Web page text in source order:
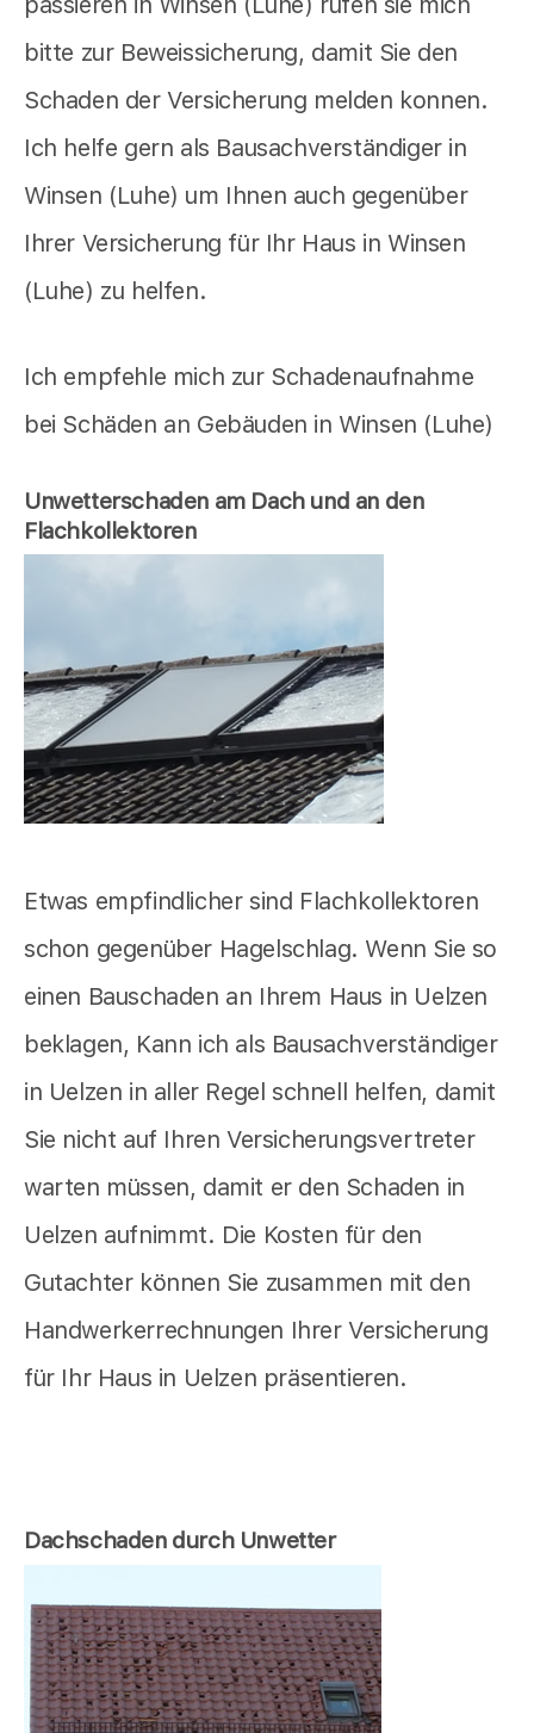
bitte zur Beweissicherung, damit Sie den
Schaden der Versicherung melden konnen.
Ich helfe gern als Bausachverständiger in
Winsen (Luhe) um Ihnen auch gegenüber
Ihrer Versicherung für Ihr Haus in Winsen
(Luhe) zu helfen.
Ich empfehle mich zur Schadenaufnahme
bei Schäden an Gebäuden in Winsen (Luhe)
Unwetterschaden am Dach und an den
Flachkollektoren
Etwas empfindlicher sind Flachkollektoren
schon gegenüber Hagelschlag. Wenn Sie so
einen Bauschaden an Ihrem Haus in Uelzen
beklagen, Kann ich als Bausachverständiger
in Uelzen in aller Regel schnell helfen, damit
Sie nicht auf Ihren Versicherungsvertreter
warten müssen, damit er den Schaden in
Uelzen aufnimmt. Die Kosten für den
Gutachter können Sie zusammen mit den
Handwerkerrechnungen Ihrer Versicherung
für Ihr Haus in Uelzen präsentieren.
Dachschaden durch Unwetter